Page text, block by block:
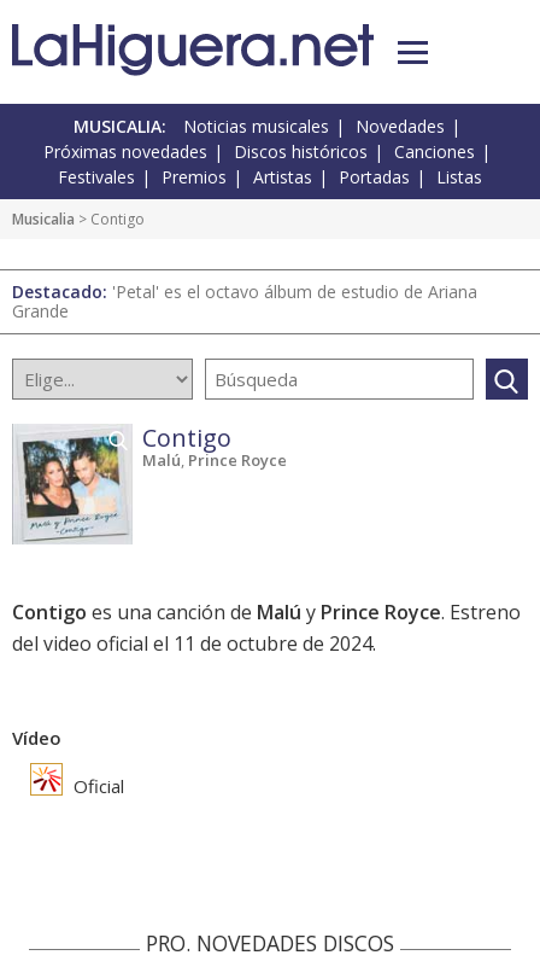
MUSICALIA: Noticias musicales
Novedades
Próximas novedades
Discos históricos
Canciones
Festivales
Premios Artistas Portadas Listas
Musicalia > Contigo
Destacado: 'Petal' es el octavo álbum de estudio de Ariana
Grande
Contigo
Malú, Prince Royce
Contigo es una canción de Malú y Prince Royce. Estreno
del video oficial el 11 de octubre de 2024.
Vídeo
Oficial
PRO. NOVEDADES DISCOS